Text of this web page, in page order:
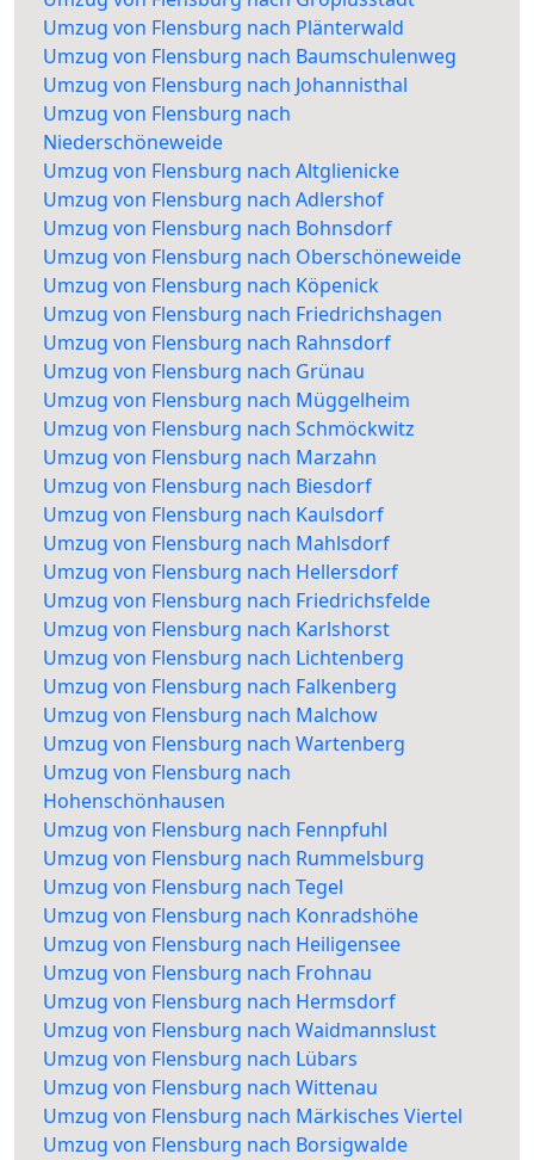
Umzug von Flensburg nach Plänterwald
Umzug von Flensburg nach Baumschulenweg
Umzug von Flensburg nach Johannisthal
Umzug von Flensburg nach
Niederschöneweide
Umzug von Flensburg nach Altglienicke
Umzug von Flensburg nach Adlershof
Umzug von Flensburg nach Bohnsdorf
Umzug von Flensburg nach Oberschöneweide
Umzug von Flensburg nach Köpenick
Umzug von Flensburg nach Friedrichshagen
Umzug von Flensburg nach Rahnsdorf
Umzug von Flensburg nach Grünau
Umzug von Flensburg nach Müggelheim
Umzug von Flensburg nach Schmöckwitz
Umzug von Flensburg nach Marzahn
Umzug von Flensburg nach Biesdorf
Umzug von Flensburg nach Kaulsdorf
Umzug von Flensburg nach Mahlsdorf
Umzug von Flensburg nach Hellersdorf
Umzug von Flensburg nach Friedrichsfelde
Umzug von Flensburg nach Karlshorst
Umzug von Flensburg nach Lichtenberg
Umzug von Flensburg nach Falkenberg
Umzug von Flensburg nach Malchow
Umzug von Flensburg nach Wartenberg
Umzug von Flensburg nach
Hohenschönhausen
Umzug von Flensburg nach Fennpfuhl
Umzug von Flensburg nach Rummelsburg
Umzug von Flensburg nach Tegel
Umzug von Flensburg nach Konradshöhe
Umzug von Flensburg nach Heiligensee
Umzug von Flensburg nach Frohnau
Umzug von Flensburg nach Hermsdorf
Umzug von Flensburg nach Waidmannslust
Umzug von Flensburg nach Lübars
Umzug von Flensburg nach Wittenau
Umzug von Flensburg nach Märkisches Viertel
Umzug von Flensburg nach Borsigwalde